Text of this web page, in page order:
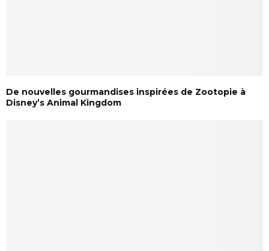
De nouvelles gourmandises inspirées de Zootopie à
Disney’s Animal Kingdom